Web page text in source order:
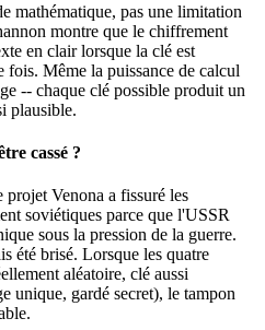
mathématique, pas une limitation
montre que le chiffrement
en clair lorsque la clé est
fois. Même la puissance de calcul
-- chaque clé possible produit un
plausible.
cassé ?
Venona a fissuré les
soviétiques parce que l'USSR
sous la pression de la guerre.
été brisé. Lorsque les quatre
aléatoire, clé aussi
unique, gardé secret), le tampon